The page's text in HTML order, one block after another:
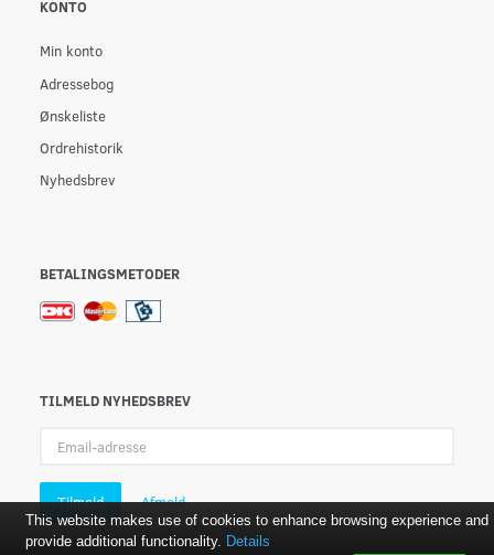
KONTO
Min konto
Adressebog
Ønskeliste
Ordrehistorik
Nyhedsbrev
BETALINGSMETODER
TILMELD NYHEDSBREV
adresse
Tilmeld Afmeld
This website makes use of cookies to enhance browsing experience and
provide additional functionality. Details